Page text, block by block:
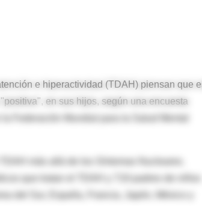
e hiperactividad (TDAH) piensan que
en sus hijos, según una encuesta
del Sur, España, Francia, Japón, México y